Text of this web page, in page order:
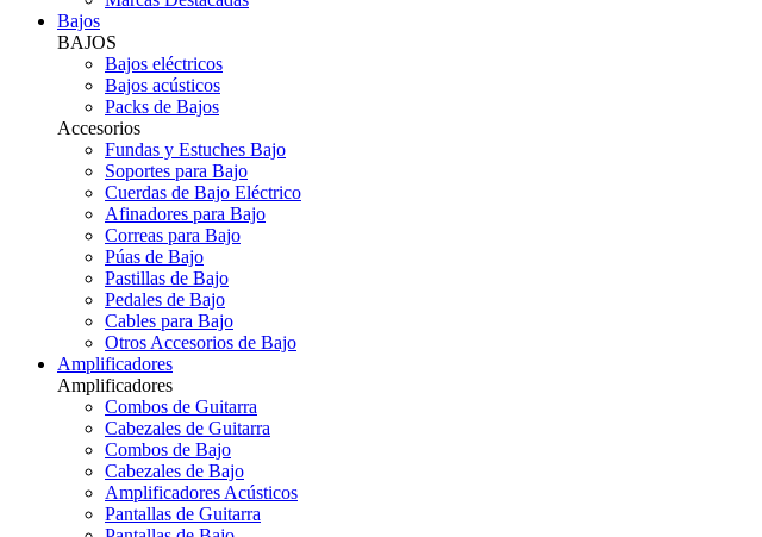
Bajos
BAJOS
Bajos eléctricos
Bajos acústicos
Packs de Bajos
Accesorios
Fundas y Estuches Bajo
Soportes para Bajo
Cuerdas de Bajo Eléctrico
Afinadores para Bajo
Correas para Bajo
Púas de Bajo
Pastillas de Bajo
Pedales de Bajo
Cables para Bajo
Otros Accesorios de Bajo
Amplificadores
Amplificadores
Combos de Guitarra
Cabezales de Guitarra
Combos de Bajo
Cabezales de Bajo
Amplificadores Acústicos
Pantallas de Guitarra